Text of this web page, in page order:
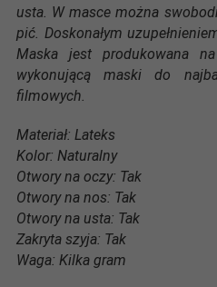
usta. W masce można
pić. Doskonałym
Maska jest produkowana
wykonującą maski do
filmowych.
Materiał: Lateks
Kolor: Naturalny
Otwory na oczy: Tak
Otwory na nos: Tak
Otwory na usta: Tak
Zakryta szyja: Tak
Waga: Kilka gram